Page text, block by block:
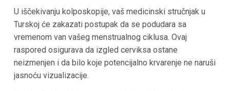
U iščekivanju kolposkopije, vaš medicinski stručnjak u
Turskoj će zakazati postupak da se podudara sa
vremenom van vašeg menstrualnog ciklusa. Ovaj
raspored osigurava da izgled cerviksa ostane
neizmenjen i da bilo koje potencijalno krvarenje ne naruši
jasnoću vizualizacije.